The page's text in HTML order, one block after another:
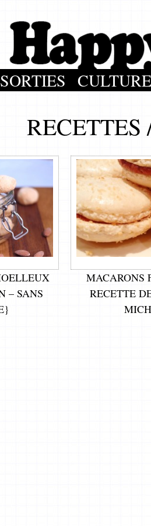
SORTIES CULTURE
RECETTES
– SANS
MACARONS
RECETTE